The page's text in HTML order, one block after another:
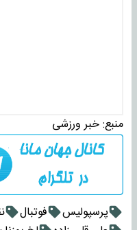
منبع:خبر ورزشی
پرسپولیس فوتبال